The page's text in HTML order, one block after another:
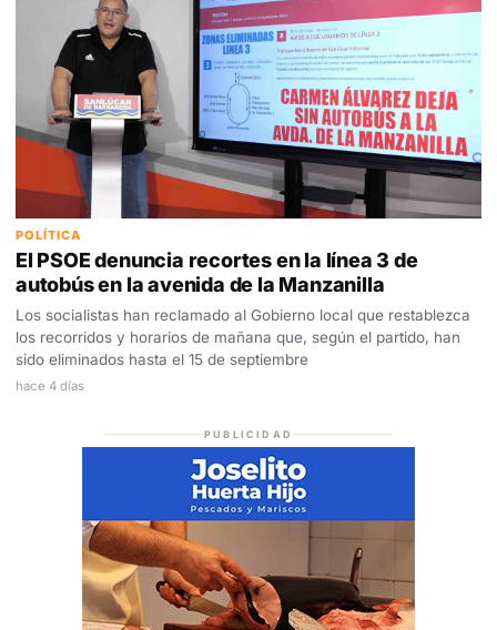
POLÍTICA
El PSOE denuncia recortes en la línea 3 de
autobús en la avenida de la Manzanilla
Los socialistas han reclamado al Gobierno local que restablezca
los recorridos y horarios de mañana que, según el partido, han
sido eliminados hasta el 15 de septiembre
hace 4 días
PUBLICIDAD